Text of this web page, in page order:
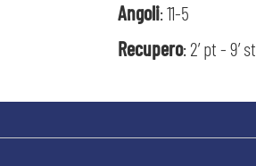
Angoli: 11-5
Recupero: 2’ pt - 9’ st